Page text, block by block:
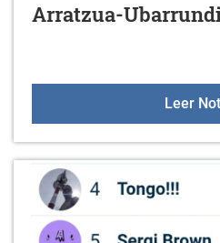
Arratzua-
Leer